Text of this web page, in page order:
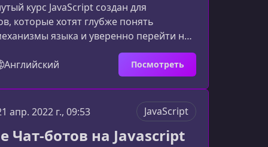
курс JavaScript создан для
которые хотят глубже понять
языка и уверенно перейти на
или senior. В программе — детальный
возможностей JS, работа с
структурами данных и концепциями,
мышление профессионального
представляет собой этот курсКурс
выучить отдельные функции или
с
Английский Посмотреть
апр. 2022 г., 09:53 JavaScript
Чат-ботов на Javascript